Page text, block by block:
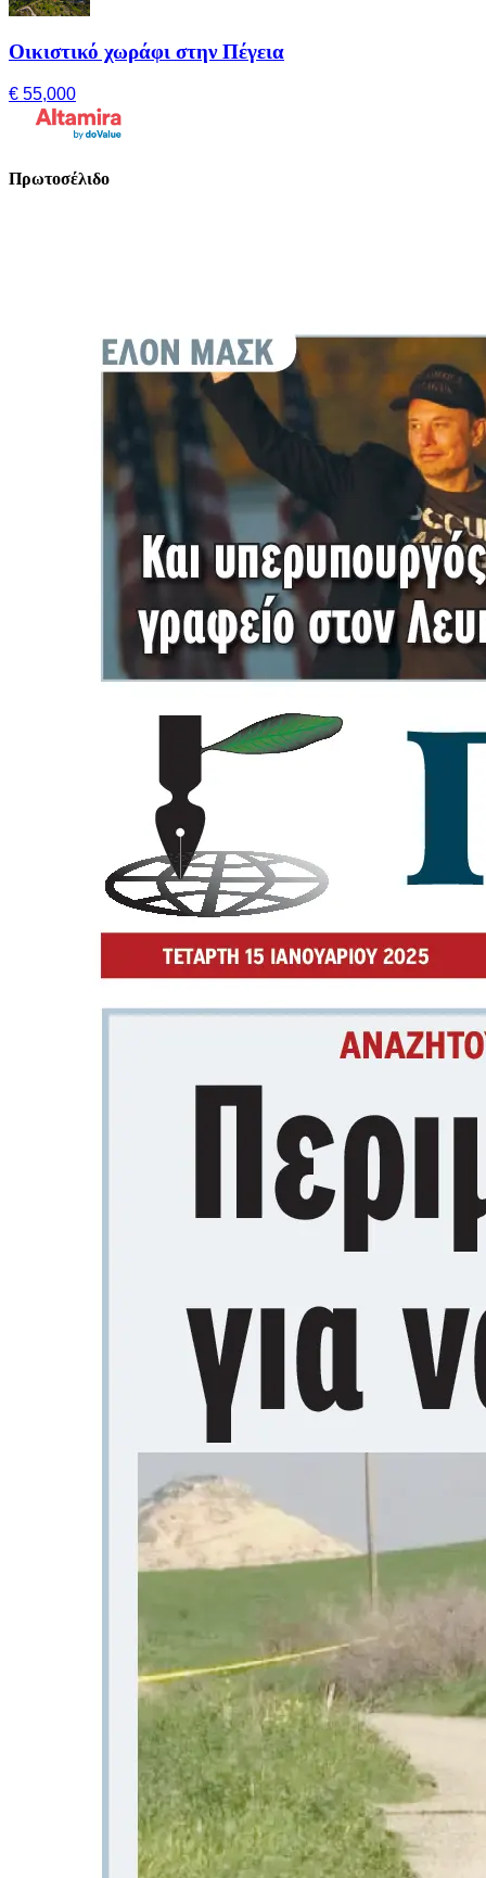
Οικιστικό χωράφι στην Πέγεια
€ 55,000
Πρωτοσέλιδο